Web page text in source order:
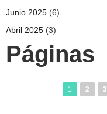
Junio 2025 (6)
Abril 2025 (3)
Páginas
1 2 3